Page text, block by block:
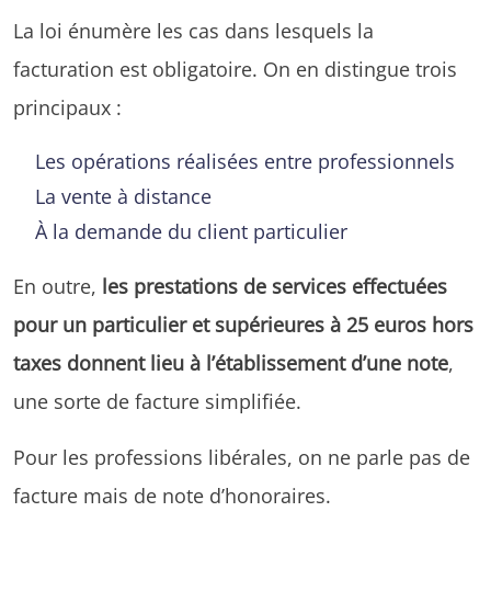
La loi énumère les cas dans lesquels la
facturation est obligatoire. On en distingue trois
principaux :
Les opérations réalisées entre professionnels
La vente à distance
À la demande du client particulier
En outre, les prestations de services effectuées
pour un particulier et supérieures à 25 euros hors
taxes donnent lieu à l’établissement d’une note,
une sorte de facture simplifiée.
Pour les professions libérales, on ne parle pas de
facture mais de note d’honoraires.